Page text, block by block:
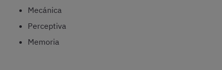
Mecánica
Perceptiva
Memoria